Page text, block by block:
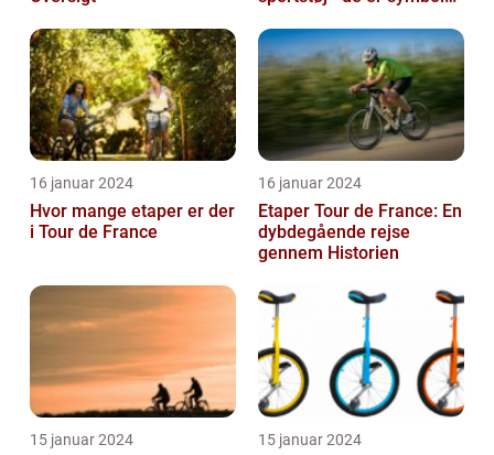
udholden...
16 januar 2024
Hvor mange etaper er der
i Tour de France
16 januar 2024
Etaper Tour de France: En
dybdegående rejse
gennem Historien
15 januar 2024 15 januar 2024